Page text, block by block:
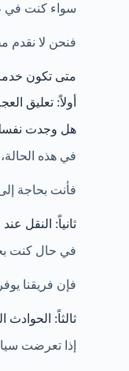
سواء كنت في
فنحن لا نقدم
متى تكون
أولاً: تعليق
هل وجدت
في هذه
فأنت بحاجة
ثانياً: النقل
في حال كنت
فإن فريقنا
ثالثاً: الحوادث
إذا تعرضت